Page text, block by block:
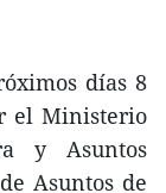
días 8
el Ministerio
y Asuntos
Asuntos de